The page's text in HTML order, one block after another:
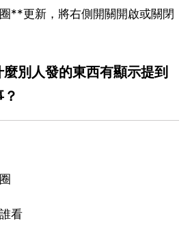
**更新，將右側開關開啟或關閉
別人發的東西有顯示提到
看